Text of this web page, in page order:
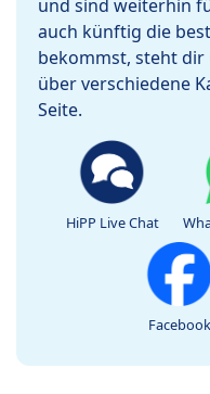
und sind weiterhin
auch künftig die
bekommst, steht dir
über verschiedene
Seite.
HiPP Live Chat
Facebook